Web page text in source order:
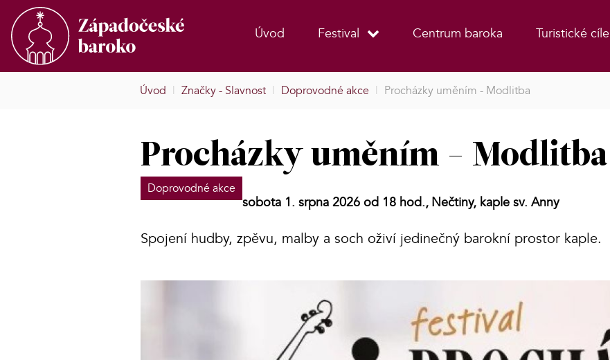
Úvod Festival Centrum baroka Turistické cíle
Úvod | Značky - Slavnost | Doprovodné akce | Procházky uměním - Modlitba
Procházky uměním - Modlitba
Doprovodné akce
sobota 1. srpna 2026 od 18 hod., Nečtiny, kaple sv. Anny
Spojení hudby, zpěvu, malby a soch oživí jedinečný barokní prostor kaple.